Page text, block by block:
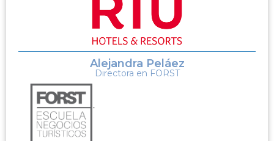
Alejandra Peláez
Directora en FORST